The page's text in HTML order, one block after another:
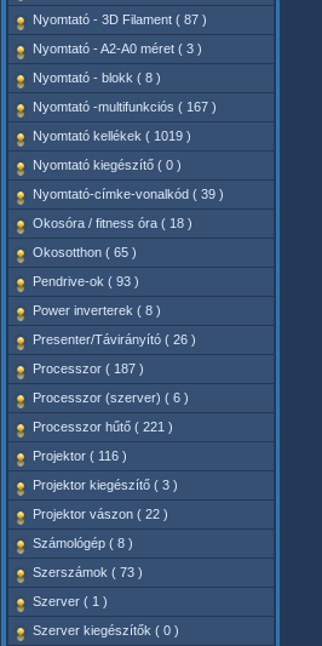
Nyomtató - 3D Filament ( 87 )
Nyomtató - A2-A0 méret ( 3 )
Nyomtató - blokk ( 8 )
Nyomtató -multifunkciós ( 167 )
Nyomtató kellékek ( 1019 )
Nyomtató kiegészítő ( 0 )
Nyomtató-címke-vonalkód ( 39 )
Okosóra / fitness óra ( 18 )
Okosotthon ( 65 )
Pendrive-ok ( 93 )
Power inverterek ( 8 )
Presenter/Távirányító ( 26 )
Processzor ( 187 )
Processzor (szerver) ( 6 )
Processzor hűtő ( 221 )
Projektor ( 116 )
Projektor kiegészítő ( 3 )
Projektor vászon ( 22 )
Számológép ( 8 )
Szerszámok ( 73 )
Szerver ( 1 )
Szerver kiegészítők ( 0 )